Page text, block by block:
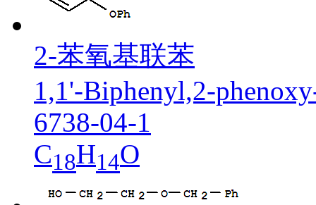
2-苯氧基联苯
1,1'-Biphenyl,2-
6738-04-1
C18H14O